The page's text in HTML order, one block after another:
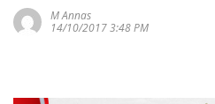
M Annas
14/10/2017 3:48 PM